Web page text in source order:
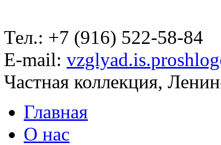
Тел.: +7 (916) 522-58-84
E-mail:
Частная коллекция,
Главная
О нас